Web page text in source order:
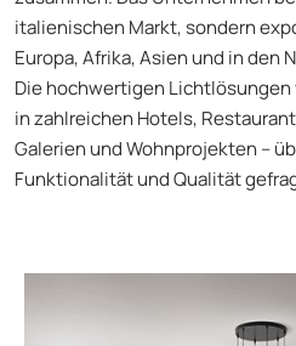
italienischen Markt, sondern
Europa, Afrika, Asien und in den
Die hochwertigen Lichtlösungen
in zahlreichen Hotels,
Galerien und Wohnprojekten –
Funktionalität und Qualität